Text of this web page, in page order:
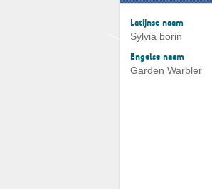
Latijnse naam
Sylvia borin
Engelse naam
Garden Warbler